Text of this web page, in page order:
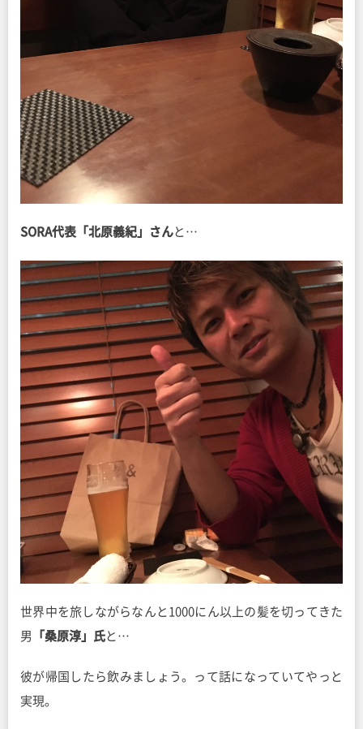
SORA代表「北原義紀」さんと…
世界中を旅しながらなんと1000にん以上の髪を切ってきた
男
「桑原淳」氏と…
彼が帰国したら飲みましょう。って話になっていてやっと
実現。